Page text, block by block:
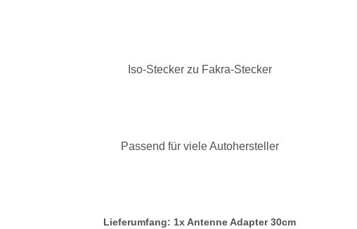
Iso-Stecker zu Fakra-Stecker
Passend für viele Autohersteller
Lieferumfang: 1x Antenne Adapter 30cm